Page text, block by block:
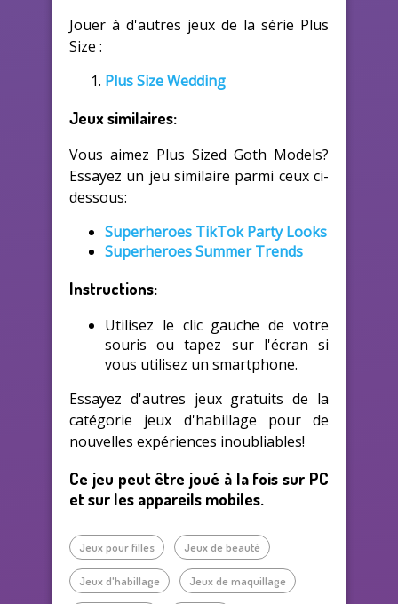
Jouer à d'autres jeux de la série Plus
Size :
Plus Size Wedding
Jeux similaires:
Vous aimez Plus Sized Goth Models?
Essayez un jeu similaire parmi ceux ci-
dessous:
Superheroes TikTok Party Looks
Superheroes Summer Trends
Instructions:
Utilisez le clic gauche de votre
souris ou tapez sur l'écran si
vous utilisez un smartphone.
Essayez d'autres jeux gratuits de la
catégorie jeux d'habillage pour de
nouvelles expériences inoubliables!
Ce jeu peut être joué à la fois sur PC
et sur les appareils mobiles.
Jeux pour filles Jeux de beauté
Jeux d'habillage Jeux de maquillage